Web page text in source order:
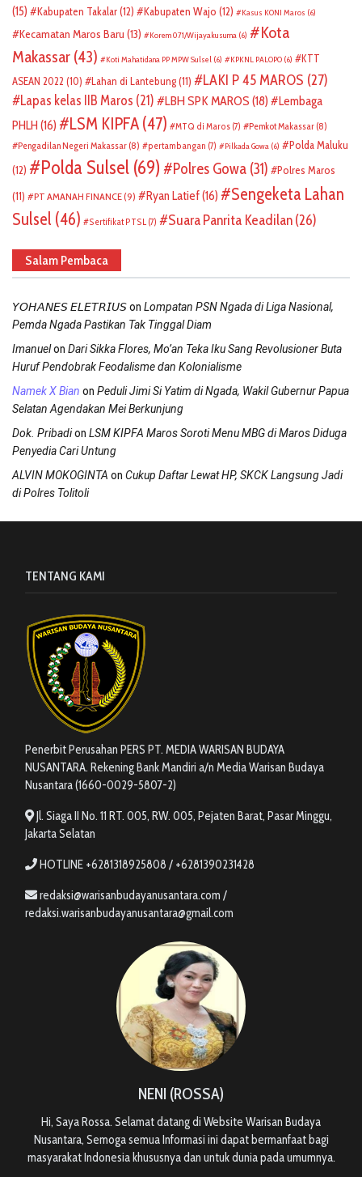
(15)
Kabupaten Takalar(12) Kabupaten Wajo (12) Kasus KONI Maros (6)
Kecamatan Maros Baru (13) Korem 071/Wijayakusuma (6)
Kota
Makassar (43) Koti Mahatidana PP MPW Sulsel (6) KPKNL PALOPO (6)
KTT
ASEAN 2022 (10) Lahan di Lantebung(11) LAKI P 45 MAROS (27)
Lapas kelas IIB Maros (21) LBH SPK MAROS (18)
Lembaga
PHLH (16) LSM KIPFA (47) MTQ di Maros (7) Pemkot Makassar (8)
Pengadilan Negeri Makassar (8) pertambangan (7) Pilkada Gowa (6)
Polda Maluku
(12)
Polda Sulsel (69) Polres Gowa (31)
Polres Maros
(11)
PT AMANAH FINANCE(9) Ryan Latief(16)
Sengeketa Lahan
Sulsel (46) Sertifikat PTSL (7) Suara Panrita Keadilan(26)
Salam Pembaca
𝘠𝘖𝘏𝘈𝘕𝘌𝘚 𝘌𝘓𝘌𝘛𝘙𝘐𝘜𝘚on Lompatan PSN Ngada di Liga Nasional,
Pemda Ngada Pastikan Tak Tinggal Diam
Imanuelon Dari Sikka Flores, Mo’an Teka Iku Sang Revolusioner Buta
Huruf Pendobrak Feodalisme dan Kolonialisme
Namek X Bian on Peduli Jimi Si Yatim di Ngada, Wakil Gubernur Papua
Selatan Agendakan Mei Berkunjung
Dok. Pribadion LSM KIPFA Maros Soroti Menu MBG di Maros Diduga
Penyedia Cari Untung
ALVIN MOKOGINTA on Cukup Daftar Lewat HP, SKCK Langsung Jadi
di Polres Tolitoli
TENTANG KAMI
Penerbit Perusahan PERS PT. MEDIA WARISAN BUDAYA
NUSANTARA. Rekening Bank Mandiri a/n Media Warisan Budaya
Nusantara (1660-0029-5807-2)
Jl. Siaga II No. 11 RT. 005, RW. 005, Pejaten Barat, Pasar Minggu,
Jakarta Selatan
HOTLINE +6281318925808 / +6281390231428
redaksi@warisanbudayanusantara.com /
redaksi.warisanbudayanusantara@gmail.com
NENI (ROSSA)
Hi, Saya Rossa. Selamat datang di Website Warisan Budaya
Nusantara, Semoga semua Informasi ini dapat bermanfaat bagi
masyarakat Indonesia khususnya dan untuk dunia pada umumnya.